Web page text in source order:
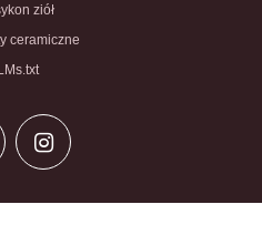
ziół
ceramiczne